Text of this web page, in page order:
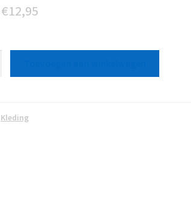
Oorspronkelijke
was:
€17,95.
€12,95
is:
€12,95.
Kleding